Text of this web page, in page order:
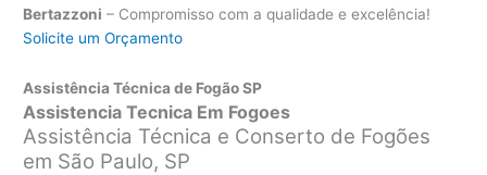
Bertazzoni – Compromisso com a qualidade e excelência!
Solicite um Orçamento
Assistência Técnica de Fogão SP
Assistencia Tecnica Em Fogoes
Assistência Técnica e Conserto de Fogões
em São Paulo, SP